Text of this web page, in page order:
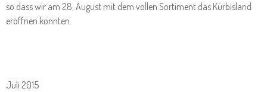
so dass wir am 28. August mit dem vollen Sortiment das Kürbisland
eröffnen konnten.
Juli 2015